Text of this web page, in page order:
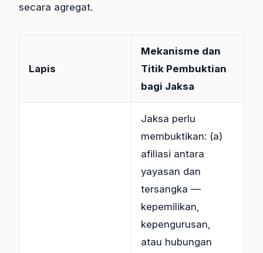
secara agregat.
Lapis
Mekanisme dan
Titik Pembuktian
bagi Jaksa
Jaksa perlu
membuktikan: (a)
afiliasi antara
yayasan dan
tersangka —
kepemilikan,
kepengurusan,
atau hubungan